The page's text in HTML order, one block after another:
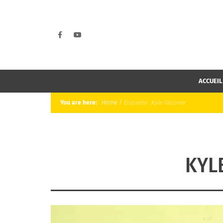
ACCUEIL
You are here: Home / Étiquette : Kyle Falconer